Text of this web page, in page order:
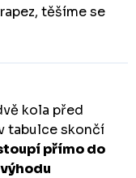
těšíme se
kola před
tabulce skončí
přímo do
výhodu